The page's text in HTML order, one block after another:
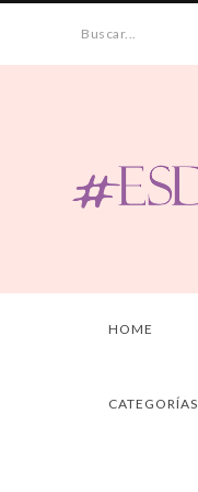
Buscar...
HOME
CATEGORÍAS